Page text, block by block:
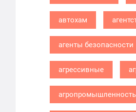
автохам
агенты безопасности
агрессивные
агропромышленность